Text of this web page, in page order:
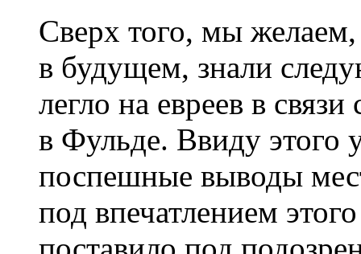
Сверх того, мы
в будущем, знали
легло на евреев в
в Фульде. Ввиду этого
поспешные выводы
под впечатлением